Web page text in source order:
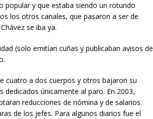
popular y que estaba siendo un rotundo
los otros canales, que pasaron a ser de
se iba ya.
(solo emitían cuñas y publicaban avisos de
cuatro a dos cuerpos y otros bajaron su
dedicados únicamente al paro. En 2003,
reducciones de nómina y de salarios.
de los jefes. Para algunos diarios fue el